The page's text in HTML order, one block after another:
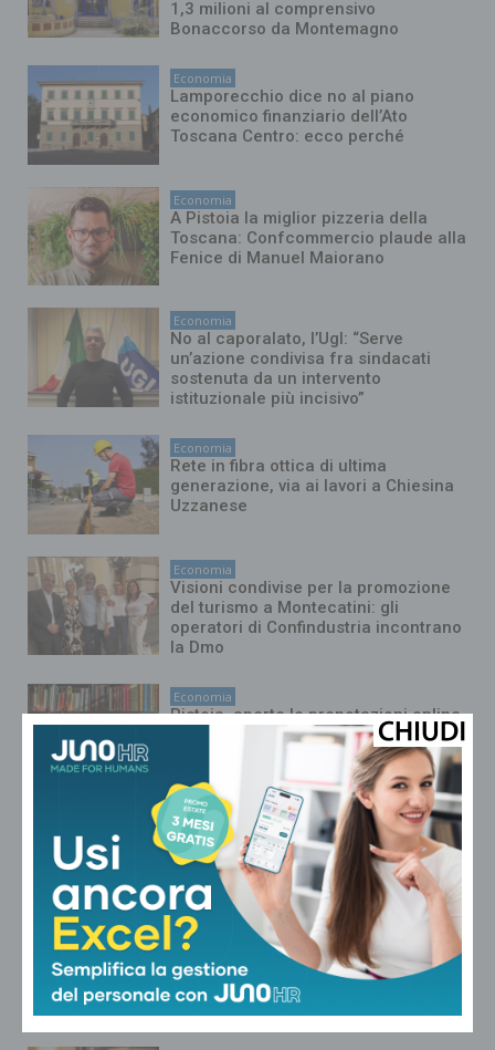
1,3 milioni al comprensivo
Bonaccorso da Montemagno
Economia
Lamporecchio dice no al piano
economico finanziario dell’Ato
Toscana Centro: ecco perché
Economia
A Pistoia la miglior pizzeria della
Toscana: Confcommercio plaude alla
Fenice di Manuel Maiorano
Economia
No al caporalato, l’Ugl: “Serve
un’azione condivisa fra sindacati
sostenuta da un intervento
istituzionale più incisivo”
Economia
Rete in fibra ottica di ultima
generazione, via ai lavori a Chiesina
Uzzanese
Economia
Visioni condivise per la promozione
del turismo a Montecatini: gli
operatori di Confindustria incontrano
la Dmo
Economia
Pistoia, aperte le prenotazioni online
per le cedole librarie 2026/2027
Economia
Quarrata amplia il bonus idrico,
accolte 287 richieste
Economia
Un centro di controllo qualità e
servizi logistici di Chanel a Serravalle
Pistoiese: protocollo in Regione